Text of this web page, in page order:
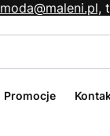
moda@maleni.pl,
Promocje